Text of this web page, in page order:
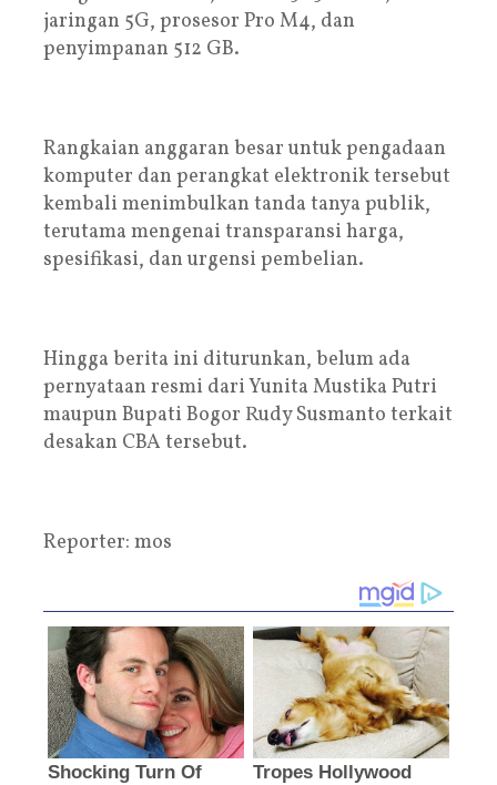
jaringan 5G, prosesor Pro M4, dan
penyimpanan 512 GB.
‎Rangkaian anggaran besar untuk pengadaan
komputer dan perangkat elektronik tersebut
kembali menimbulkan tanda tanya publik,
terutama mengenai transparansi harga,
spesifikasi, dan urgensi pembelian.
‎Hingga berita ini diturunkan, belum ada
pernyataan resmi dari Yunita Mustika Putri
maupun Bupati Bogor Rudy Susmanto terkait
desakan CBA tersebut.
Reporter: mos